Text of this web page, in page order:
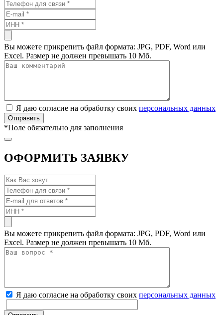
Вы можете прикрепить файл формата: JPG, PDF, Word или
Excel. Размер не должен превышать 10 Мб.
Я даю согласие на обработку своих персональных данных
*Поле обязательно для заполнения
ОФОРМИТЬ ЗАЯВКУ
Вы можете прикрепить файл формата: JPG, PDF, Word или
Excel. Размер не должен превышать 10 Мб.
Я даю согласие на обработку своих персональных данных